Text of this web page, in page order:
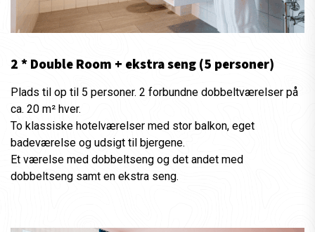
2 * Double Room + ekstra seng (5 personer)
Plads til op til 5 personer. 2 forbundne dobbeltværelser på
ca. 20 m² hver.
To klassiske hotelværelser med stor balkon, eget
badeværelse og udsigt til bjergene.
Et værelse med dobbeltseng og det andet med
dobbeltseng samt en ekstra seng.